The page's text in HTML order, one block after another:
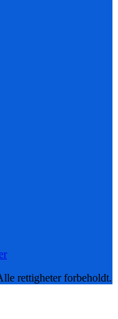
rettigheter forbeholdt.